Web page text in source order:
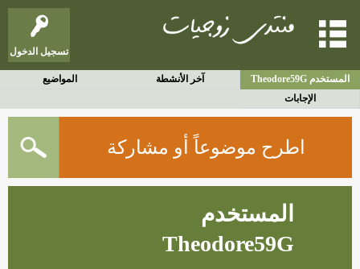
تسجيل الدخول
المستخدم Theodore59G آخر الأنشطة
المواضيع
الإجابات
اطرح موضوعاً أو مشاركة
المستخدم
Theodore59G